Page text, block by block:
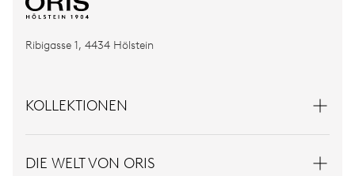
Ribigasse 1, 4434 Hölstein
KOLLEKTIONEN
DIE WELT VON ORIS